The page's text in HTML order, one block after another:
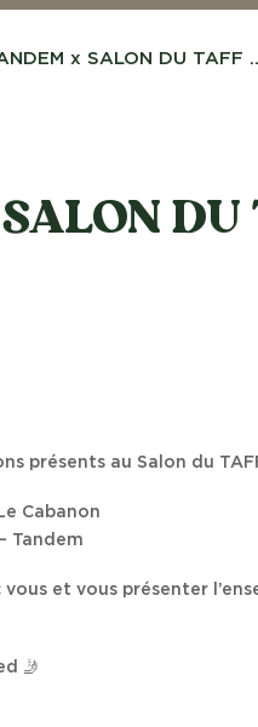
x SALON DU TAFF
DU
présents au Salon du
Cabanon
Tandem
et vous présenter
🤳